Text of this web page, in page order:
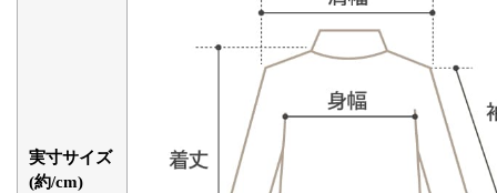
実寸サイズ
(約/cm)